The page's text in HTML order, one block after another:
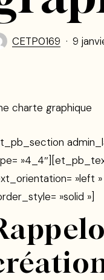
CETP0169 9
charte graphique
»left
»solid »]